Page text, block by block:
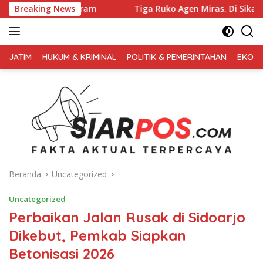
Langsung
ke
konten
Breaking News
Tiga Ruko Agen Miras. Di Sikat Habis, Bupati Tegas
TERPERCAYA
JATIM HUKUM & KRIMINAL POLITIK & PEMERINTAHAN
Beranda Uncategorized
Uncategorized
Perbaikan Jalan Rusak di Sidoarjo
Dikebut, Pemkab Siapkan
Betonisasi 2026